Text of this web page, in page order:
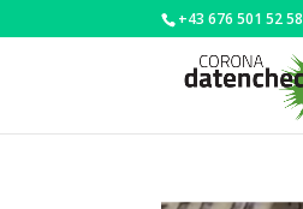
+43 676 501 52 58